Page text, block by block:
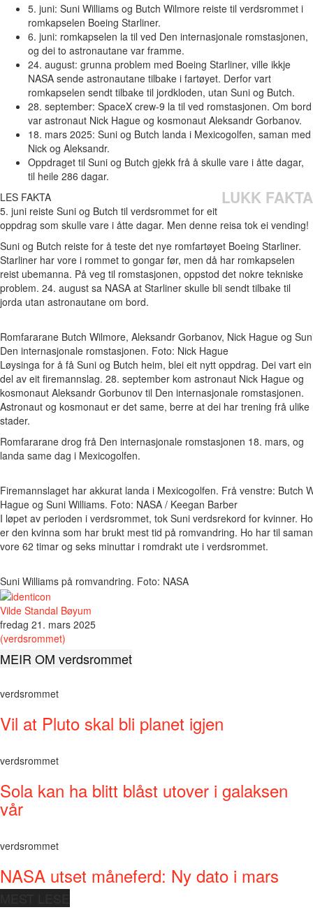
5. juni: Suni Williams og Butch Wilmore reiste til verdsrommet i
romkapselen Boeing Starliner.
6. juni: romkapselen la til ved Den internasjonale romstasjonen,
og dei to astronautane var framme.
24. august: grunna problem med Boeing Starliner, ville ikkje
NASA sende astronautane tilbake i fartøyet. Derfor vart
romkapselen sendt tilbake til jordkloden, utan Suni og Butch.
28. september: SpaceX crew-9 la til ved romstasjonen. Om bord
var astronaut Nick Hague og kosmonaut Aleksandr Gorbanov.
18. mars 2025: Suni og Butch landa i Mexicogolfen, saman med
Nick og Aleksandr.
Oppdraget til Suni og Butch gjekk frå å skulle vare i åtte dagar,
til heile 286 dagar.
LES FAKTA
LUKK FAKTA
5. juni reiste Suni og Butch til verdsrommet for eit
oppdrag som skulle vare i åtte dagar. Men denne reisa tok ei vending!
Suni og Butch reiste for å teste det nye romfartøyet Boeing Starliner.
Starliner har vore i rommet to gongar før, men då har romkapselen
reist ubemanna. På veg til romstasjonen, oppstod det nokre tekniske
problem. 24. august sa NASA at Starliner skulle bli sendt tilbake til
jorda utan astronautane om bord.
Romfararane Butch Wilmore, Aleksandr Gorbanov, Nick Hague og
Den internasjonale romstasjonen. Foto: Nick Hague
Løysinga for å få Suni og Butch heim, blei eit nytt oppdrag. Dei vart ein
del av eit firemannslag. 28. september kom astronaut Nick Hague og
kosmonaut Aleksandr Gorbunov til Den internasjonale romstasjonen.
Astronaut og kosmonaut er det same, berre at dei har trening frå ulike
stader.
Romfararane drog frå Den internasjonale romstasjonen 18. mars, og
landa same dag i Mexicogolfen.
Firemannslaget har akkurat landa i Mexicogolfen. Frå venstre: Butch
Hague og Suni Williams. Foto: NASA / Keegan Barber
I løpet av perioden i verdsrommet, tok Suni verdsrekord for kvinner. Ho
er den kvinna som har brukt mest tid på romvandring. Ho har til saman
vore 62 timar og seks minuttar i romdrakt ute i verdsrommet.
Suni Williams på romvandring. Foto: NASA
Vilde Standal Bøyum
fredag 21. mars 2025
(verdsrommet)
MEIR OM verdsrommet
verdsrommet
Vil at Pluto skal bli planet igjen
verdsrommet
Sola kan ha blitt blåst utover i galaksen
vår
verdsrommet
NASA utset måneferd: Ny dato i mars